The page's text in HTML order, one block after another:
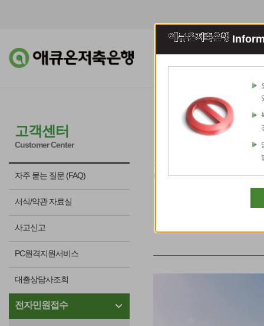
조회이체 예적
고객센터
Customer Center
자주 묻는 질문 (FAQ)
서식/약관 자료실
사고신고
PC원격지원서비스
대출상담사조회
전자민원접수
전자민원접
고객님의 소중한 말씀 감사
다하겠습니다.